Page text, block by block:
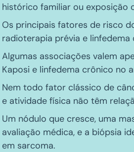
histórico familiar ou exposição
Os principais fatores de risco
radioterapia prévia e linfedema
Algumas associações valem
Kaposi e linfedema crônico no
Nem todo fator clássico de
e atividade física não têm
Um nódulo que cresce, uma
avaliação médica, e a biópsia
em sarcoma.